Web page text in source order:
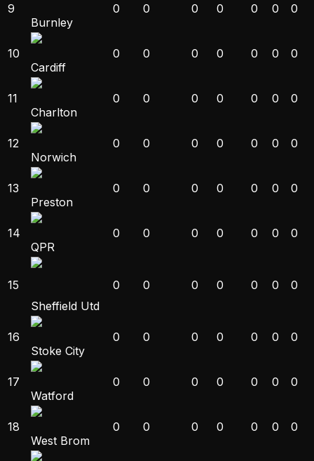
9
Burnley
0 0 0 0 0 0 0
10
Cardiff
0 0 0 0 0 0 0
11
Charlton
0 0 0 0 0 0 0
12
Norwich
0 0 0 0 0 0 0
13
Preston
0 0 0 0 0 0 0
14
QPR
0 0 0 0 0 0 0
15
Sheffield Utd
0 0 0 0 0 0 0
16
Stoke City
0 0 0 0 0 0 0
17
Watford
0 0 0 0 0 0 0
18
West Brom
0 0 0 0 0 0 0